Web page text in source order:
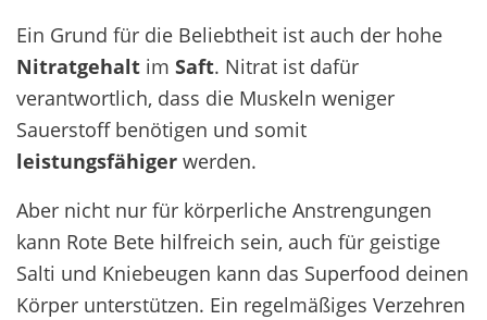
Ein Grund für die Beliebtheit ist auch der hohe
Nitratgehalt im Saft. Nitrat ist dafür
verantwortlich, dass die Muskeln weniger
Sauerstoff benötigen und somit
leistungsfähiger werden.
Aber nicht nur für körperliche Anstrengungen
kann Rote Bete hilfreich sein, auch für geistige
Salti und Kniebeugen kann das Superfood deinen
Körper unterstützen. Ein regelmäßiges Verzehren